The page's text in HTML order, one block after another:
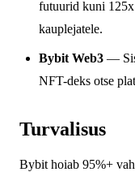
futuurid kuni
kauplejatele.
Bybit Web3 —
NFT-deks otse
Turvalisus
Bybit hoiab 95%+